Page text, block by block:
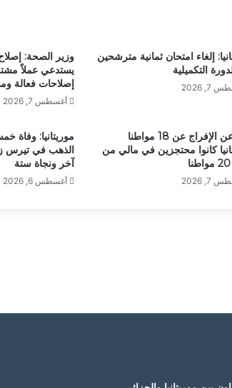
إلغاء امتحان ثمانية مترشحين
التكميلية
2026
وزير الصحة:
يستدعي عملاً
إصلاحات فعالة
أغسطس 7, 2026
أنباء عن الإفراج عن 18 مواطنا
كانوا محتجزين في مالي من
2026
موريتانيا: وفاة
الذهب في تيرس
آخر ونجاة ستة
أغسطس 6, 2026